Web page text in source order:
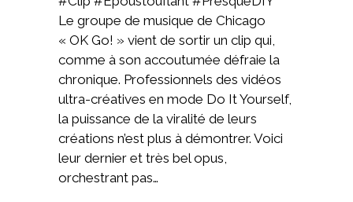
Le groupe de musique de Chicago
« OK Go! » vient de sortir un clip qui,
comme à son accoutumée défraie la
chronique. Professionnels des vidéos
ultra-créatives en mode Do It Yourself,
la puissance de la viralité de leurs
créations n’est plus à démontrer. Voici
leur dernier et très bel opus,
orchestrant pas…